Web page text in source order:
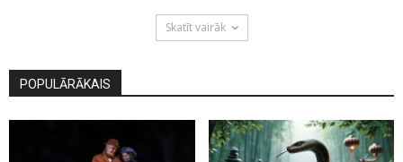
Skatīt vairāk
POPULĀRĀKAIS